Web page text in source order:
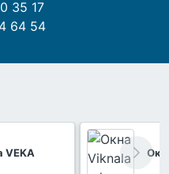
35 17
64 54
VEKA